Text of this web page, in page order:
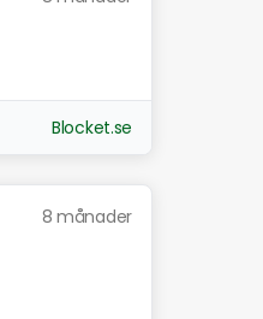
Blocket.se
8 månader